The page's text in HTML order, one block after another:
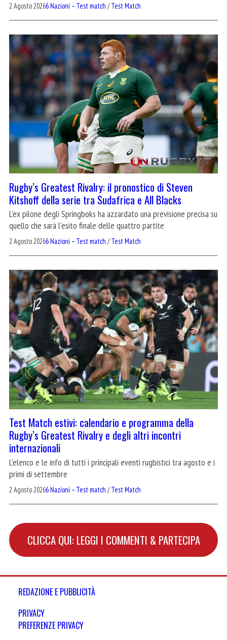
2 Agosto 20266 Nazioni – Test match /Test Match
Rugby’s Greatest Rivalry: il pronostico di Steven
Kitshoff della serie tra Sudafrica e All Blacks
L'ex pilone degli Springboks ha azzardato una previsione precisa su
quello che sarà l'esito finale delle quattro partite
2 Agosto 20266 Nazioni – Test match /Test Match
Test Match estivi: calendario e programma della
Rugby’s Greatest Rivalry e degli altri incontri
internazionali
L'elenco e le info di tutti i principali eventi rugbistici tra agosto e i
primi di settembre
2 Agosto 20266 Nazioni – Test match /Test Match
CLICCA QUI: LEGGI I COMMENTI & PARTECIPA
REDAZIONE E PUBBLICITÀ
PRIVACY
PREFERENZE PRIVACY